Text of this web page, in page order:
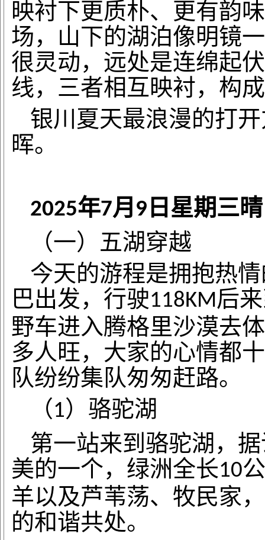
映衬下更质朴、更有韵
场，山下的湖泊像明镜
很灵动，远处是连绵起
线，三者相互映衬，构
银川夏天最浪漫的打
晖。
2025年7月 9 日星期三晴
（一）五湖穿越
今天的游程是拥抱热
巴出发，行驶118KM后
野车进入腾格里沙漠去
多人旺，大家的心情都
队纷纷集队匆匆赶路。
（1）骆驼湖
第一站来到骆驼湖，
美的一个，绿洲全长10
羊以及芦苇荡、牧民家
的和谐共处。